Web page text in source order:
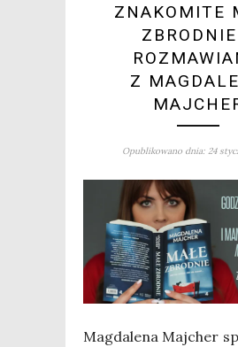
ZNAKOMITE
Z
Opublikowano dnia: 24
Mag­da­le­na Maj­cher